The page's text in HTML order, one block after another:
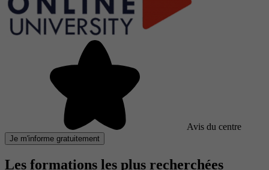
Avis du centre
Je m'informe gratuitement
Les formations les plus recherchées